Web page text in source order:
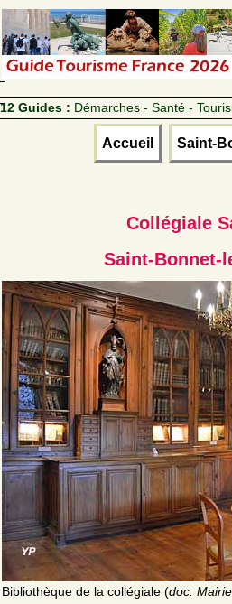
12 Guides : Démarches - Santé -
Accueil Saint-
Collégiale
Saint-Bonnet-
Bibliothèque de la collégiale (doc.